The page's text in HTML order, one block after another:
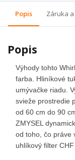
Popis Záruka
Popis
Výhody tohto
farba. Hliníkové
umývačke riadu.
svieže prostredie
od 60 cm do 90
ZMYSEL
od toho, čo práve
uhlíkový filter CHF